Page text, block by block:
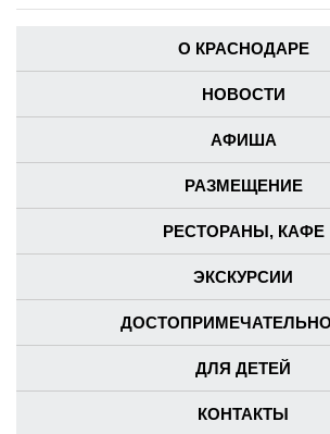
О КРАСНОДАРЕ
НОВОСТИ
АФИША
РАЗМЕЩЕНИЕ
РЕСТОРАНЫ, КАФЕ
ЭКСКУРСИИ
ДЛЯ ДЕТЕЙ
КОНТАКТЫ